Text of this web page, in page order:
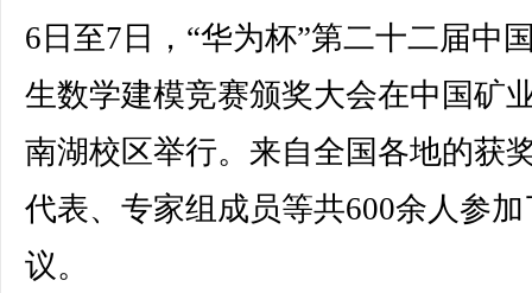
6日至7日，“华为杯”第二十二届中
生数学建模竞赛颁奖大会在中国矿
南湖校区举行。来自全国各地的获
代表、专家组成员等共600余人参加
议。